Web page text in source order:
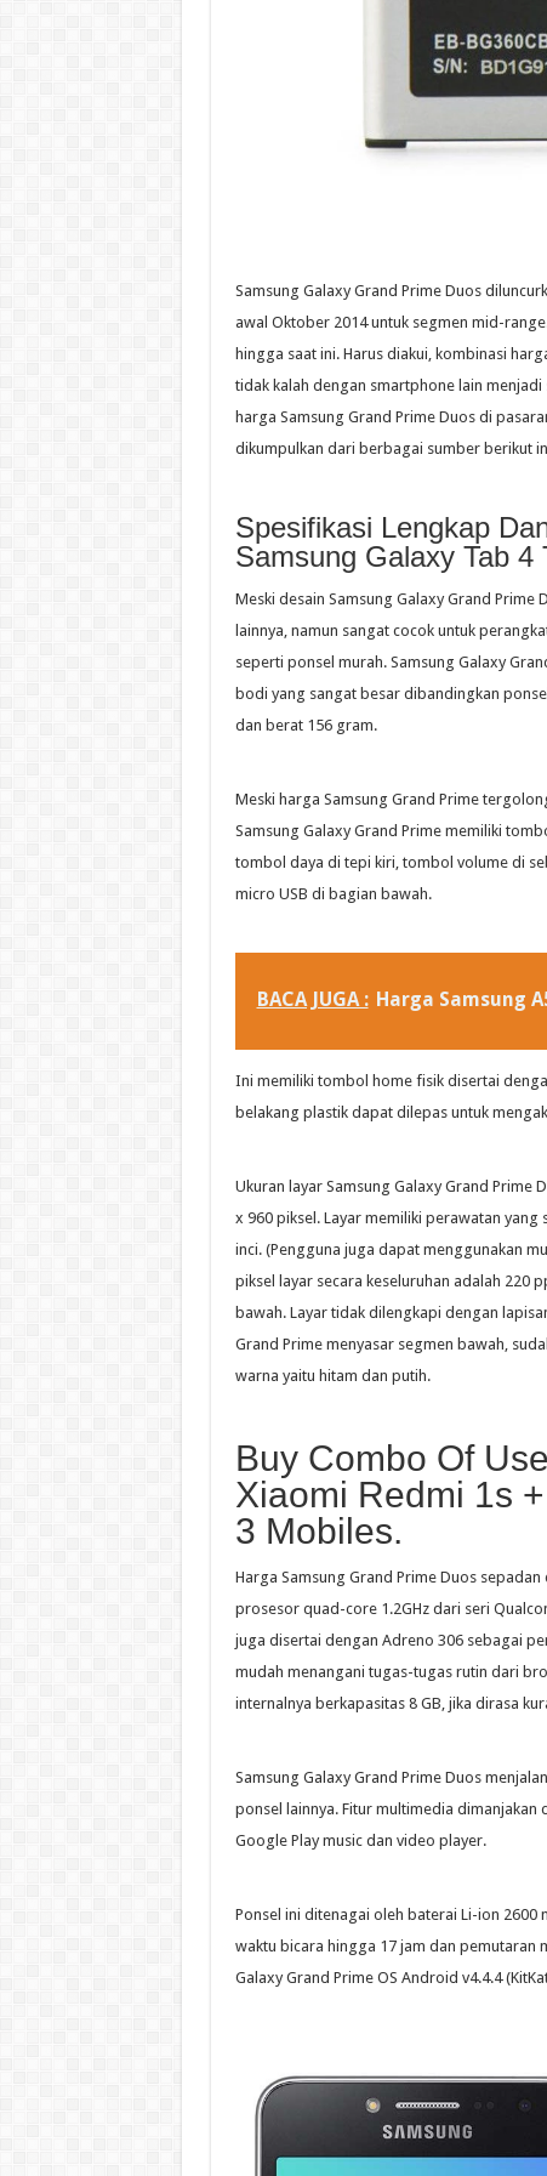
Samsung Galaxy Grand Prime Duos
awal Oktober 2014 untuk segmen mid-
hingga saat ini. Harus diakui, kombinasi
tidak kalah dengan smartphone lain
harga Samsung Grand Prime Duos di
dikumpulkan dari berbagai sumber berikut
Spesifikasi Lengkap
Samsung Galaxy Tab 4
Meski desain Samsung Galaxy Grand
lainnya, namun sangat cocok untuk
seperti ponsel murah. Samsung Galaxy
bodi yang sangat besar dibandingkan
dan berat 156 gram.
Meski harga Samsung Grand Prime
Samsung Galaxy Grand Prime memiliki
tombol daya di tepi kiri, tombol volume di
micro USB di bagian bawah.
BACA JUGA : Harga Samsung
Ini memiliki tombol home fisik disertai
belakang plastik dapat dilepas untuk
Ukuran layar Samsung Galaxy Grand Prime
x 960 piksel. Layar memiliki perawatan
inci. (Pengguna juga dapat menggunakan
piksel layar secara keseluruhan adalah 220
bawah. Layar tidak dilengkapi dengan
Grand Prime menyasar segmen bawah,
warna yaitu hitam dan putih.
Buy Combo Of
Xiaomi Redmi 1s
3 Mobiles.
Harga Samsung Grand Prime Duos
prosesor quad-core 1.2GHz dari seri
juga disertai dengan Adreno 306 sebagai
mudah menangani tugas-tugas rutin dari
internalnya berkapasitas 8 GB, jika dirasa
Samsung Galaxy Grand Prime Duos
ponsel lainnya. Fitur multimedia
Google Play music dan video player.
Ponsel ini ditenagai oleh baterai Li-ion 2600
waktu bicara hingga 17 jam dan pemutaran
Galaxy Grand Prime OS Android v4.4.4